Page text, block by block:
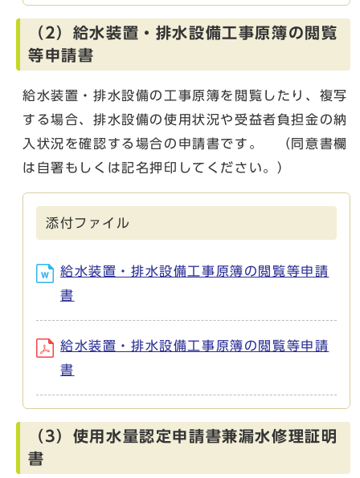
（2）給水装置・排水設備工事原簿の閲覧
等申請書
給水装置・排水設備の工事原簿を閲覧したり、複写
する場合、排水設備の使用状況や受益者負担金の納
入状況を確認する場合の申請書です。 （同意書欄
は自署もしくは記名押印してください。）
添付ファイル
給水装置・排水設備工事原簿の閲覧等申請
書
給水装置・排水設備工事原簿の閲覧等申請
書
（3）使用水量認定申請書兼漏水修理証明
書